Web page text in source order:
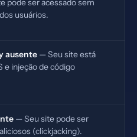
pode ser acessado sem
usuários.
ausente — Seu site está
e injeção de código
— Seu site pode ser
(clickjacking).